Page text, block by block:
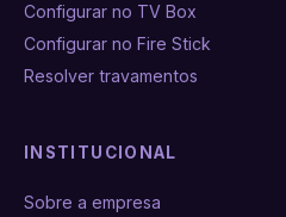
Configurar no TV Box
Configurar no Fire Stick
Resolver travamentos
INSTITUCIONAL
Sobre a empresa